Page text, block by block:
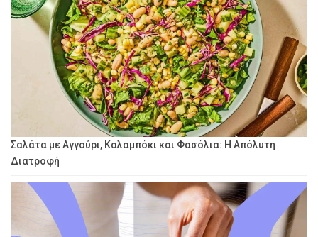
Σαλάτα με Αγγούρι, Καλαμπόκι και Φασόλια: Η Απόλυτη
Διατροφή